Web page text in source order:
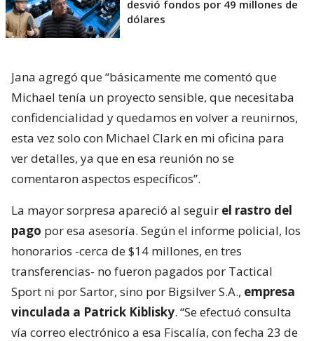
desvió fondos por 49 millones de
dólares
Jana agregó que “básicamente me comentó que
Michael tenía un proyecto sensible, que necesitaba
confidencialidad y quedamos en volver a reunirnos,
esta vez solo con Michael Clark en mi oficina para
ver detalles, ya que en esa reunión no se
comentaron aspectos específicos”.
La mayor sorpresa apareció al seguir el rastro del
pago por esa asesoría. Según el informe policial, los
honorarios -cerca de $14 millones, en tres
transferencias- no fueron pagados por Tactical
Sport ni por Sartor, sino por Bigsilver S.A., empresa
vinculada a Patrick Kiblisky. “Se efectuó consulta
vía correo electrónico a esa Fiscalía, con fecha 23 de